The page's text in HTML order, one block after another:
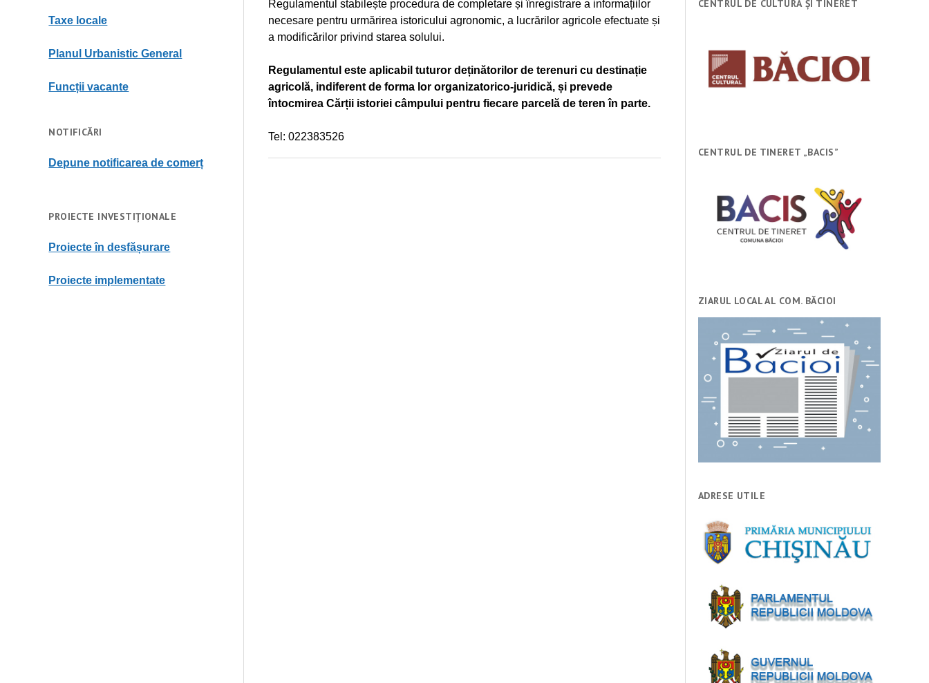
Taxe locale
Planul Urbanistic General
Funcții vacante
NOTIFICĂRI
Depune notificarea de comerț
PROIECTE INVESTIȚIONALE
Proiecte în desfășurare
Proiecte implementate
Regulamentul stabilește procedura de completare și înregistrare a informațiilor
necesare pentru urmărirea istoricului agronomic, a lucrărilor agricole efectuate și
a modificărilor privind starea solului.
Regulamentul este aplicabil tuturor deținătorilor de terenuri cu destinație
agricolă, indiferent de forma lor organizatorico-juridică, și prevede
întocmirea Cărții istoriei câmpului pentru fiecare parcelă de teren în parte.
Tel: 022383526
CENTRUL DE CULTURĂ ȘI TINERET
CENTRUL DE TINERET „BACIS”
ZIARUL LOCAL AL COM. BĂCIOI
ADRESE UTILE